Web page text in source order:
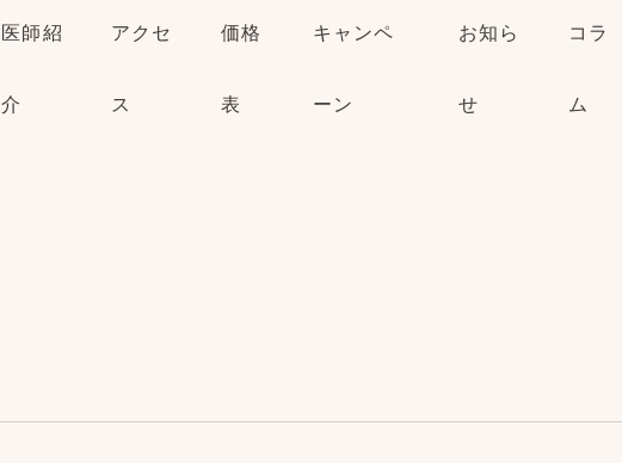
医師紹
介
アクセ
ス
価格
表
キャンペ
ーン
お知ら
せ
コラ
ム